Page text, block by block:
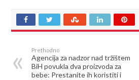
Prethodno
Agencija za nadzor nad tržištem
BiH povukla dva proizvoda za
bebe: Prestanite ih koristiti i